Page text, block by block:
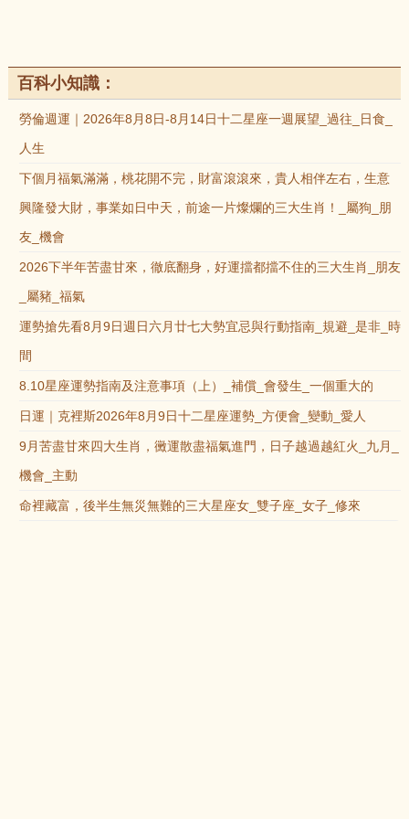
百科小知識：
勞倫週運｜2026年8月8日-8月14日十二星座一週展望_過往_日食_
人生
下個月福氣滿滿，桃花開不完，財富滾滾來，貴人相伴左右，生意
興隆發大財，事業如日中天，前途一片燦爛的三大生肖！_屬狗_朋
友_機會
2026下半年苦盡甘來，徹底翻身，好運擋都擋不住的三大生肖_朋友
_屬豬_福氣
運勢搶先看8月9日週日六月廿七大勢宜忌與行動指南_規避_是非_時
間
8.10星座運勢指南及注意事項（上）_補償_會發生_一個重大的
日運｜克裡斯2026年8月9日十二星座運勢_方便會_變動_愛人
9月苦盡甘來四大生肖，黴運散盡福氣進門，日子越過越紅火_九月_
機會_主動
命裡藏富，後半生無災無難的三大星座女_雙子座_女子_修來